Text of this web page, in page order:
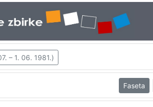
– 1. 06. 1981.)
Faseta